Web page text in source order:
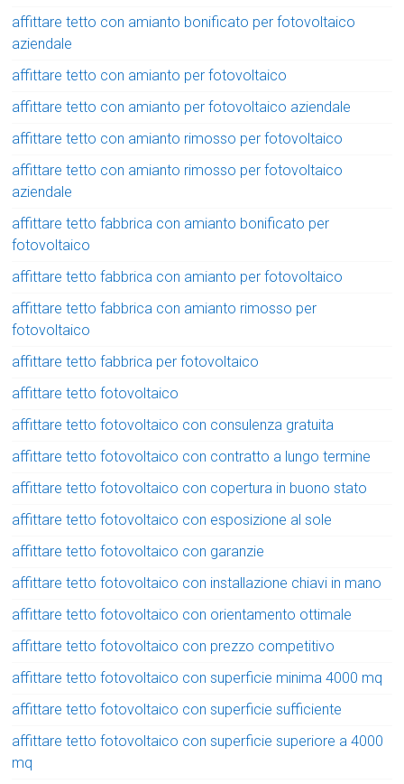
affittare tetto con amianto bonificato per fotovoltaico
aziendale
affittare tetto con amianto per fotovoltaico
affittare tetto con amianto per fotovoltaico aziendale
affittare tetto con amianto rimosso per fotovoltaico
affittare tetto con amianto rimosso per fotovoltaico
aziendale
affittare tetto fabbrica con amianto bonificato per
fotovoltaico
affittare tetto fabbrica con amianto per fotovoltaico
affittare tetto fabbrica con amianto rimosso per
fotovoltaico
affittare tetto fabbrica per fotovoltaico
affittare tetto fotovoltaico
affittare tetto fotovoltaico con consulenza gratuita
affittare tetto fotovoltaico con contratto a lungo termine
affittare tetto fotovoltaico con copertura in buono stato
affittare tetto fotovoltaico con esposizione al sole
affittare tetto fotovoltaico con garanzie
affittare tetto fotovoltaico con installazione chiavi in mano
affittare tetto fotovoltaico con orientamento ottimale
affittare tetto fotovoltaico con prezzo competitivo
affittare tetto fotovoltaico con superficie minima 4000 mq
affittare tetto fotovoltaico con superficie sufficiente
affittare tetto fotovoltaico con superficie superiore a 4000
mq